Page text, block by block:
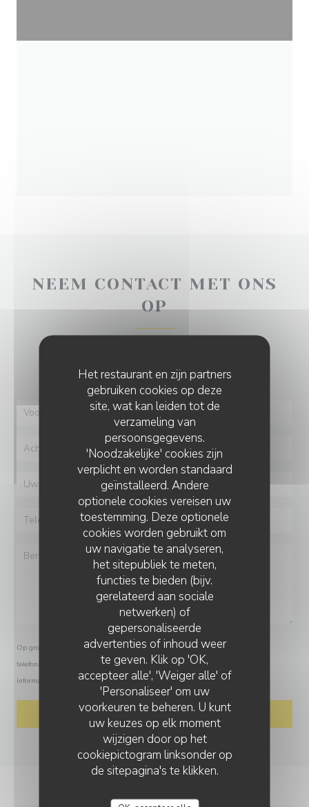
Het restaurant en zijn partners
gebruiken cookies op deze
site, wat kan leiden tot de
verzameling van
persoonsgegevens.
'Noodzakelijke' cookies zijn
verplicht en worden standaard
geïnstalleerd. Andere
optionele cookies vereisen uw
toestemming. Deze optionele
cookies worden gebruikt om
uw navigatie te analyseren,
het sitepubliek te meten,
functies te bieden (bijv.
gerelateerd aan sociale
netwerken) of
gepersonaliseerde
advertenties of inhoud weer
te geven. Klik op 'OK,
accepteer alle', 'Weiger alle' of
'Personaliseer' om uw
voorkeuren te beheren. U kunt
uw keuzes op elk moment
wijzigen door op het
cookiepictogram linksonder op
de sitepagina's te klikken.
NEEM CONTACT MET ONS
OP
Op grond van de privacywetgeving heeft u het recht om u af te melden voor
telefonische marketing via het Bel-me-niet Register: bel-me-niet.nl
informatie over hoe wij uw gegevens verwerken, zie ons privacybeleid
LA TRIBU